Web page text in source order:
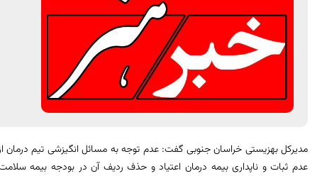
مدیرکل بهزیستی خراسان ‌جنوبی گفت: عدم توجه به مسائل انگیزشی تیم درمان
عدم ثبات و ناپداری بیمه درمان اعتیاد و حذف ردیف آن در بودجه بیمه